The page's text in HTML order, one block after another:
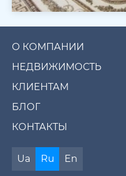
О КОМПАНИИ
НЕДВИЖИМОСТЬ
КЛИЕНТАМ
БЛОГ
КОНТАКТЫ
Ua Ru En